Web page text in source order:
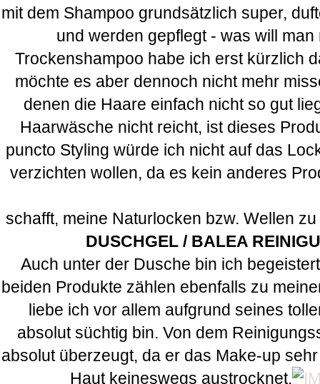
mit dem Shampoo grundsätzlich super,
und werden gepflegt - was will
Trockenshampoo habe ich erst kürzlich
möchte es aber dennoch nicht mehr
denen die Haare einfach nicht so gut
Haarwäsche nicht reicht, ist dieses
puncto Styling würde ich nicht auf das
verzichten wollen, da es kein anderes
schafft, meine Naturlocken bzw. Wellen
DUSCHGEL / BALEA
Auch unter der Dusche bin ich
beiden Produkte zählen ebenfalls zu
liebe ich vor allem aufgrund seines
absolut süchtig bin. Von dem
absolut überzeugt, da er das Make-up
Haut keineswegs austrocknet.